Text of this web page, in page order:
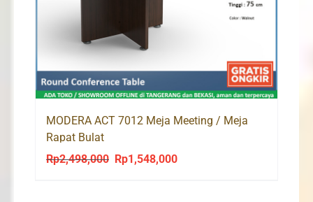
MODERA ACT 7012 Meja Meeting / Meja
Rapat Bulat
Rp2,498,000
Original
Rp1,548,000Current